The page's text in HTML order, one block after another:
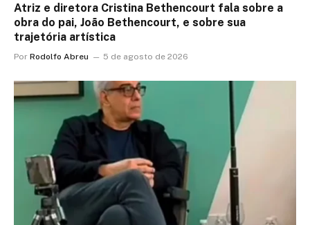
Atriz e diretora Cristina Bethencourt fala sobre a
obra do pai, João Bethencourt, e sobre sua
trajetória artística
Por Rodolfo Abreu 5 de agosto de 2026